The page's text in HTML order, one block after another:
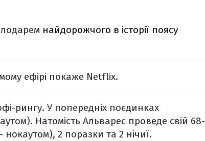
найдорожчого в історії поясу
ефірі покаже Netflix.
рингу. У попередніх поєдинках
Натомість Альварес проведе свій 68-
нокаутом), 2 поразки та 2 нічиї.